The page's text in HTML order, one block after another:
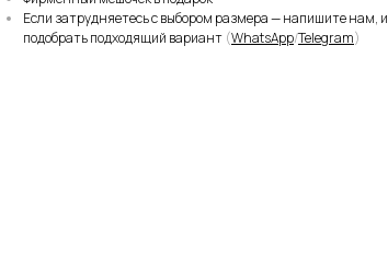
Если затрудняетесь с выбором размера — напишите
подобрать подходящий вариант (WhatsApp/Telegram)